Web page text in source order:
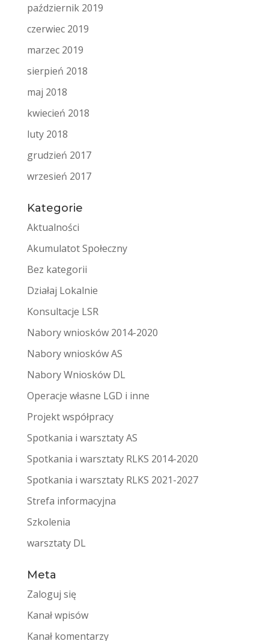
październik 2019
czerwiec 2019
marzec 2019
sierpień 2018
maj 2018
kwiecień 2018
luty 2018
grudzień 2017
wrzesień 2017
Kategorie
Aktualności
Akumulatot Społeczny
Bez kategorii
Działaj Lokalnie
Konsultacje LSR
Nabory wniosków 2014-2020
Nabory wniosków AS
Nabory Wniosków DL
Operacje własne LGD i inne
Projekt współpracy
Spotkania i warsztaty AS
Spotkania i warsztaty RLKS 2014-2020
Spotkania i warsztaty RLKS 2021-2027
Strefa informacyjna
Szkolenia
warsztaty DL
Meta
Zaloguj się
Kanał wpisów
Kanał komentarzy